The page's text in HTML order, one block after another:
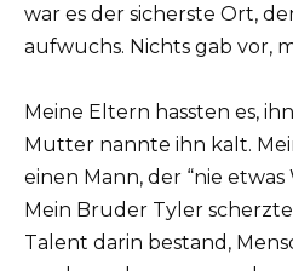
war es der sicherste Ort,
aufwuchs. Nichts gab vor,
Meine Eltern hassten es,
Mutter nannte ihn kalt.
einen Mann, der “nie
Mein Bruder Tyler
Talent darin bestand,